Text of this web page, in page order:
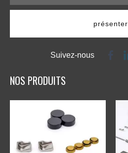
présenter
Suivez-nous
NOS PRODUITS